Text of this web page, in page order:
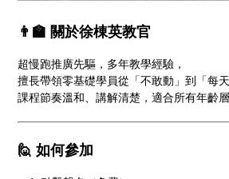
👨🏫 關於徐棟英教官
超慢跑推廣先驅，多年教學經驗，
擅長帶領零基礎學員從「不敢動」到「每天
課程節奏溫和、講解清楚，適合所有年齡層
🙋 如何參加